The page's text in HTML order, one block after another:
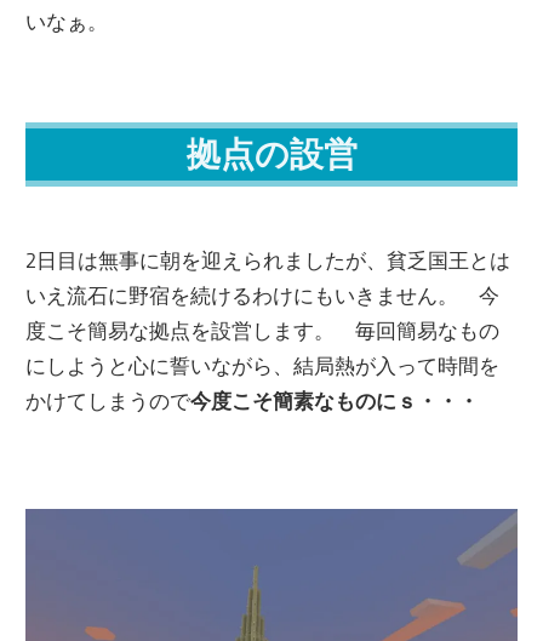
いなぁ。
拠点の設営
2日目は無事に朝を迎えられましたが、貧乏国王とは
いえ流石に野宿を続けるわけにもいきません。 今
度こそ簡易な拠点を設営します。 毎回簡易なもの
にしようと心に誓いながら、結局熱が入って時間を
かけてしまうので今度こそ簡素なものにｓ・・・